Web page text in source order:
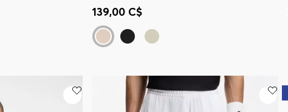
Achat rapide
taille)
139,00 C$